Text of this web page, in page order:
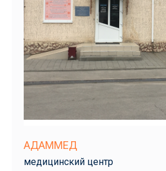
АДАММЕД
медицинский центр